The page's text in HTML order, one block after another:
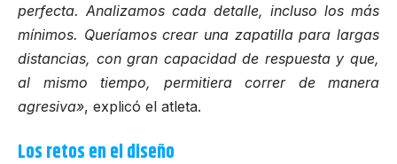
perfecta. Analizamos cada detalle, incluso los más
mínimos. Queríamos crear una zapatilla para largas
distancias, con gran capacidad de respuesta y que,
al mismo tiempo, permitiera correr de manera
agresiva», explicó el atleta.
Los retos en el diseño